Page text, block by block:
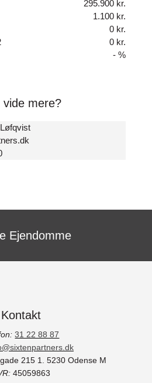
295.900 kr.
1.100 kr.
0 kr.
0 kr.
- %
vide mere?
Ejendomme
Kontakt
31 22 88 87
215 1.5230 Odense M
45059863